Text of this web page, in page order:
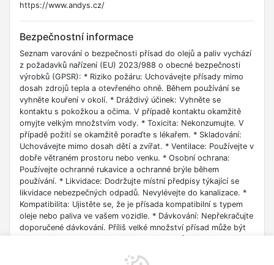
https://www.andys.cz/
Bezpečnostní informace
Seznam varování o bezpečnosti přísad do olejů a paliv vychází
z požadavků nařízení (EU) 2023/988 o obecné bezpečnosti
výrobků (GPSR): * Riziko požáru: Uchovávejte přísady mimo
dosah zdrojů tepla a otevřeného ohně. Během používání se
vyhněte kouření v okolí. * Dráždivý účinek: Vyhněte se
kontaktu s pokožkou a očima. V případě kontaktu okamžitě
omyjte velkým množstvím vody. * Toxicita: Nekonzumujte. V
případě požití se okamžitě poraďte s lékařem. * Skladování:
Uchovávejte mimo dosah dětí a zvířat. * Ventilace: Používejte v
dobře větraném prostoru nebo venku. * Osobní ochrana:
Používejte ochranné rukavice a ochranné brýle během
používání. * Likvidace: Dodržujte místní předpisy týkající se
likvidace nebezpečných odpadů. Nevylévejte do kanalizace. *
Kompatibilita: Ujistěte se, že je přísada kompatibilní s typem
oleje nebo paliva ve vašem vozidle. * Dávkování: Nepřekračujte
doporučené dávkování. Příliš velké množství přísad může být
Používejte pouze k určenému účelu. Nepoužívejte pro jiné účely